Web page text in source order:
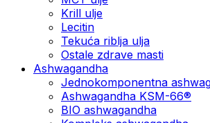
Krill ulje
Lecitin
Tekuća riblja ulja
Ostale zdrave masti
Ashwagandha
Jednokomponentna
Ashwagandha KSM-66®
BIO ashwagandha